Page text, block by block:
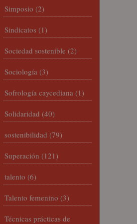
Simposio (2)
Sindicatos (1)
Sociedad sostenible (2)
Sociología (3)
Sofrología caycediana (1)
Solidaridad (40)
sostenibilidad (79)
Superación (121)
talento (6)
Talento femenino (3)
Técnicas prácticas de